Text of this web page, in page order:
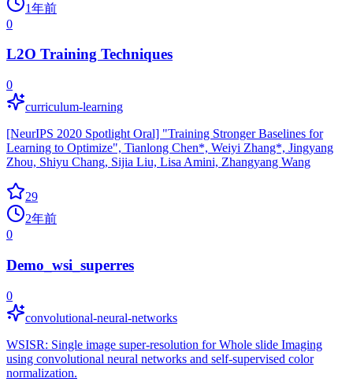
1年前
0
L2O Training Techniques
0
curriculum-learning
[NeurIPS 2020 Spotlight Oral] "Training Stronger Baselines for
Learning to Optimize", Tianlong Chen*, Weiyi Zhang*, Jingyang
Zhou, Shiyu Chang, Sijia Liu, Lisa Amini, Zhangyang Wang
29
2年前
0
Demo_wsi_superres
0
convolutional-neural-networks
WSISR: Single image super-resolution for Whole slide Imaging
using convolutional neural networks and self-supervised color
normalization.